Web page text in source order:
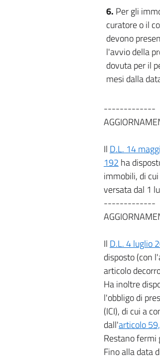
6. Per gli
curatore o il
devono
l'avvio della
dovuta per il
mesi dalla
-------------
Il D.L. 14
192 ha
immobili, di
versata dal 1
-------------
Il D.L. 4 luglio
disposto (con
articolo
Ha inoltre
l'obbligo di
(ICI), di cui a
dall'articolo
Restano
Fino alla data